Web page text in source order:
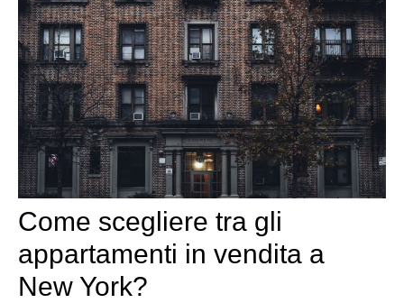
Come scegliere tra gli
appartamenti in vendita a
New York?